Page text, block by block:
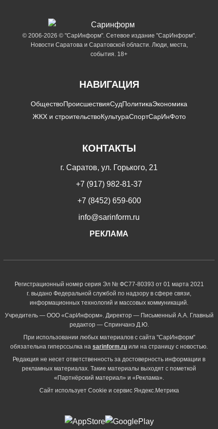
© 2006-2026 © "СарИнформ". Сетевое издание "СарИнформ".
Новости Саратова и Саратовской области. Люди, места,
события. 18+
НАВИГАЦИЯ
ОбществоПроисшествияСудПолитикаЭкономика
ЖКХ и строительствоКультураСпортСарИнФото
КОНТАКТЫ
г. Саратов, ул. Горького, 21
+7 (917) 982-81-37
+7 (8452) 659-600
info@sarinform.ru
РЕКЛАМА
Регистрационный номер серия Эл № ФС77-80393 от 01 марта 2021
г. выдано Федеральной службой по надзору в сфере связи,
информационных технологий и массовых коммуникаций.
Учредитель — ООО «СарИнформ». Директор — Письменный А.А. Главный
редактор — Спринчанэ Д.Ю.
При использовании любых материалов с сайта "СарИнформ"
обязательна гиперссылка на sarinform.ru или на страницу с новостью.
Редакция не несет ответственность за достоверность информации в
рекламных материалах. Такие материалы выходят с пометкой
«Партнёрский материал» и «Реклама».
Сайт использует Cookie и сервиc Яндекс.Метрика